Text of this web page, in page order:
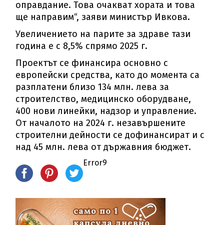
оправдание. Това очакват хората и това
ще направим“, заяви министър Ивкова.
Увеличението на парите за здраве тази
година е с 8,5% спрямо 2025 г.
Проектът се финансира основно с
европейски средства, като до момента са
разплатени близо 134 млн. лева за
строителство, медицинско оборудване,
400 нови линейки, надзор и управление.
От началото на 2024 г. незавършените
строителни дейности се дофинансират и с
над 45 млн. лева от държавния бюджет.
Error9